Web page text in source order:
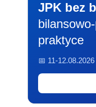
JPK bez
praktyce
📅 11-12.08.2026